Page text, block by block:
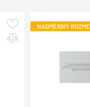
NADMĚRNÝ